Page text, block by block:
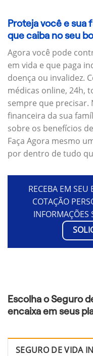
Proteja você e sua
que caiba no seu
Agora você pode
em vida e que paga
doença ou invalidez.
médicas online, 24h,
sempre que precisar.
financeira da sua
sobre os benefícios
Faça Agora mesmo
por dentro de tudo
RECEBA EM
COTAÇÃO
INFORMAÇÕES
Escolha o Seguro
encaixa em seus
SEGURO DE VIDA